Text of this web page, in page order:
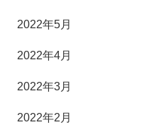
2022年5月
2022年4月
2022年3月
2022年2月